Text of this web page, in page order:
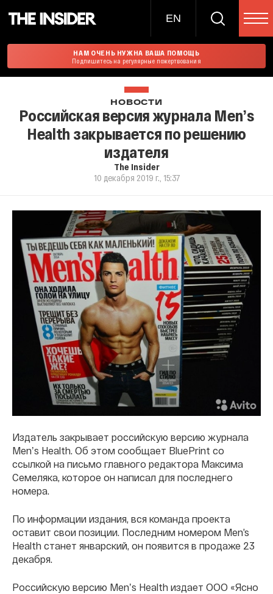
EN
НАМ ОЧЕНЬ НУЖНА ВАША ПОМОЩЬ
Подпишитесь на регулярные пожертвования
НОВОСТИ
Российская версия журнала Menʼs
Health закрывается по решению
издателя
The Insider
10 декабря 2019 г., 15:37
Издатель закрывает российскую версию журнала
Menʼs Health. Об этом сообщает BluePrint со
ссылкой на письмо главного редактора Максима
Семеляка, которое он написал для последнего
номера.
По информации издания, вся команда проекта
оставит свои позиции. Последним номером Men’s
Health станет январский, он появится в продаже 23
декабря.
Российскую версию Menʼs Health издает ООО «Ясно